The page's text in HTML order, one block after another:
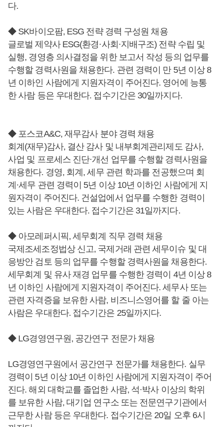
다.
◆ SK바이오팜, ESG 전략 경력 구성원 채용
글로벌 제약사 ESG(환경·사회·지배구조) 전략 수립 및
실행, 경영층 의사결정을 위한 보고서 작성 등의 업무를
수행할 경력사원을 채용한다. 관련 경력이 만 5년 이상 8
년 이하인 사람에게 지원자격이 주어진다. 영어에 능통
한 사람 등은 우대한다. 접수기간은 30일까지다.
◆ 포스코A&C, 재무감사 분야 경력 채용
회계(재무)감사, 결산 감사 및 내부회계관리제도 감사,
사업 및 프로세스 진단·개선 업무를 수행할 경력사원을
채용한다. 경영, 회계, 세무 관련 학과를 전공했으며 회
계·세무 관련 경력이 5년 이상 10년 이하인 사람에게 지
원자격이 주어진다. 건설업에서 업무를 수행한 경력이
있는 사람은 우대한다. 접수기간은 31일까지다.
◆ 아모레퍼시픽, 세무회계 직무 경력 채용
국제조세조정법상 신고, 국제거래 관련 세무이슈 및 대
응방안 검토 등의 업무를 수행할 경력사원을 채용한다.
세무회계 및 유사 재경 업무를 수행한 경력이 4년 이상 8
년 이하인 사람에게 지원자격이 주어진다. 세무사 또는
관련 자격증을 보유한 사람, 비즈니스영어를 할 줄 아는
사람은 우대한다. 접수기간은 25일까지다.
◆ LG경영연구원, 공간연구 전문가 채용
LG경영연구원에서 공간연구 전문가를 채용한다. 실무
경력이 5년 이상 10년 이하인 사람에게 지원자격이 주어
진다. 해외 대학교를 졸업한 사람, 석·박사 이상의 학위
를 보유한 사람, 대기업 연구소 또는 전문연구기관에서
근무한 사람 등은 우대한다. 접수기간은 20일 오후 6시